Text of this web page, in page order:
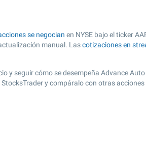
se negocian en NYSE bajo el ticker
manual. Lascotizaciones en
y seguir cómo se desempeña Advance
y compáralo con otras